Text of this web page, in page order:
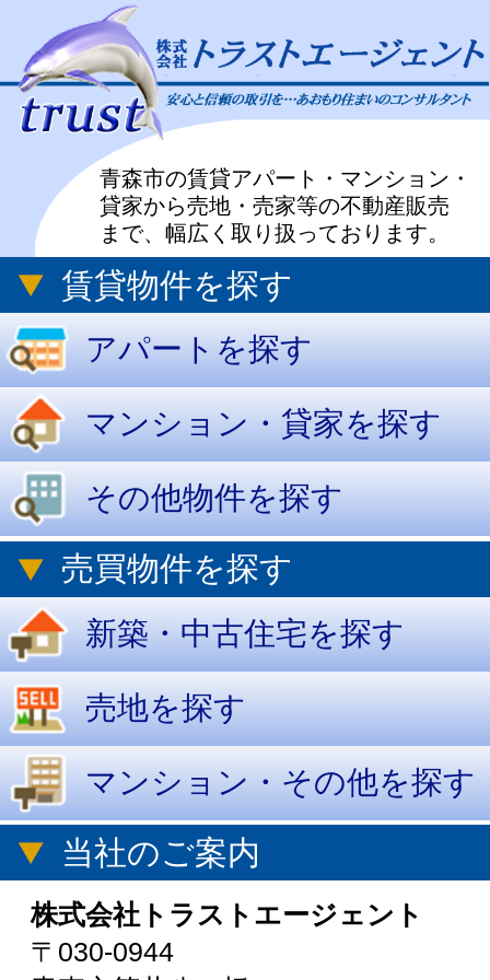
青森市の賃貸アパート・マンション・
貸家から売地・売家等の不動産販売
まで、幅広く取り扱っております。
賃貸物件を探す
アパートを探す
マンション・貸家を探す
その他物件を探す
売買物件を探す
売地を探す
マンション・その他を探す
当社のご案内
株式会社トラストエージェント
青森市筒井八ツ橋91-27
TEL: 017-728-1357
FAX: 017-728-2365
宅地建物取引業/青森県知事(3)第3422号
(公社)青森県宅地建物取引業協会
(公社)全日本宅地建物取引業保証協会
地図を表示
© トラストエージェント
All Rights Reserved.